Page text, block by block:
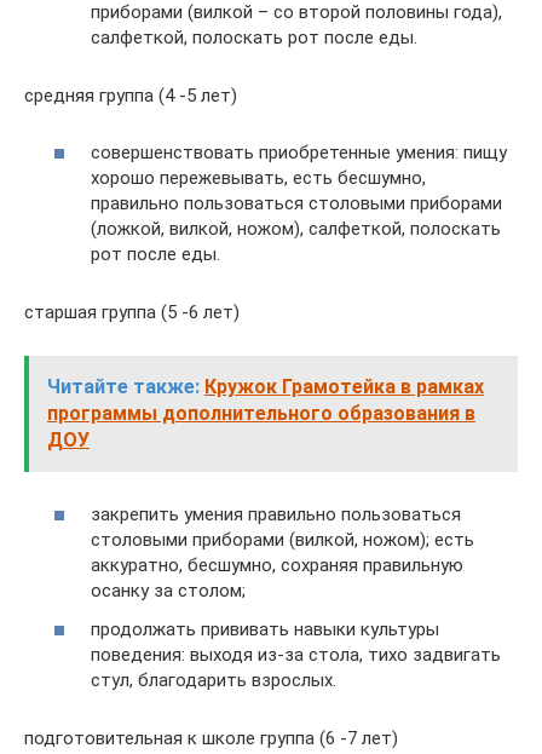
приборами (вилкой – со второй половины года),
салфеткой, полоскать рот после еды.
средняя группа (4 -5 лет)
совершенствовать приобретенные умения: пищу
хорошо пережевывать, есть бесшумно,
правильно пользоваться столовыми приборами
(ложкой, вилкой, ножом), салфеткой, полоскать
рот после еды.
старшая группа (5 -6 лет)
Читайте также: Кружок Грамотейка в рамках
программы дополнительного образования в
ДОУ
закрепить умения правильно пользоваться
столовыми приборами (вилкой, ножом); есть
аккуратно, бесшумно, сохраняя правильную
осанку за столом;
продолжать прививать навыки культуры
поведения: выходя из-за стола, тихо задвигать
стул, благодарить взрослых.
подготовительная к школе группа (6 -7 лет)